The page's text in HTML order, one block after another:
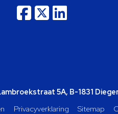
5A, B-1831
Privacyverklaring Sitemap